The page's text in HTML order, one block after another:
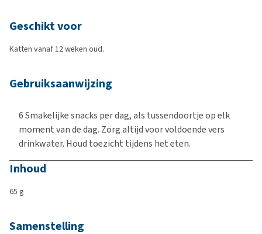
Geschikt voor
Katten vanaf 12 weken oud.
Gebruiksaanwijzing
6 Smakelijke snacks per dag, als tussendoortje op elk
moment van de dag. Zorg altijd voor voldoende vers
drinkwater. Houd toezicht tijdens het eten.
Inhoud
65 g
Samenstelling